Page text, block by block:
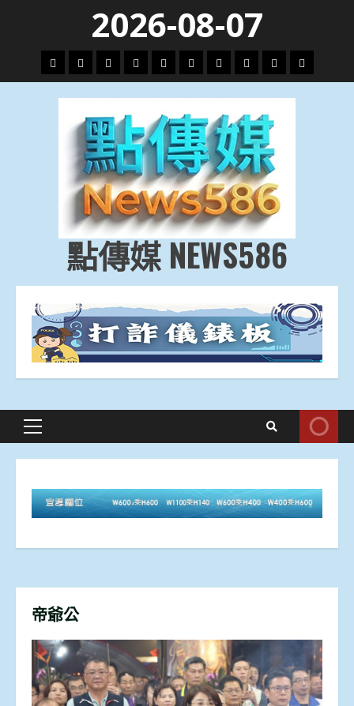
content
2026-08-07
頭
條
財
經
地
方.
會
文
教.
技
專
題
娛
樂
劇
政
治
國
際
運
動
生
活
點傳媒 NEWS586
Primary
帝爺公